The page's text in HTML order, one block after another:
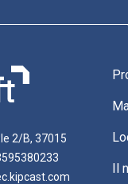
2/B, 37015
Il